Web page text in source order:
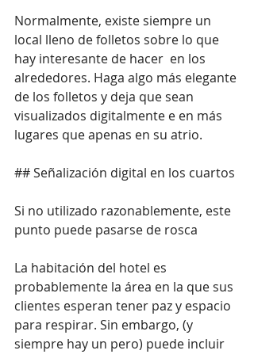
Normalmente, existe siempre un
local lleno de folletos sobre lo que
hay interesante de hacer  en los
alrededores. Haga algo más elegante
de los folletos y deja que sean
visualizados digitalmente e en más
lugares que apenas en su atrio.
## Señalización digital en los cuartos
Si no utilizado razonablemente, este
punto puede pasarse de rosca
La habitación del hotel es
probablemente la área en la que sus
clientes esperan tener paz y espacio
para respirar. Sin embargo, (y
siempre hay un pero) puede incluir